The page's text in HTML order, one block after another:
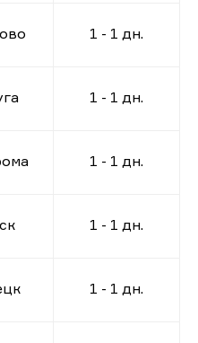
1 - 1 дн.
1 - 1 дн.
1 - 1 дн.
1 - 1 дн.
1 - 1 дн.